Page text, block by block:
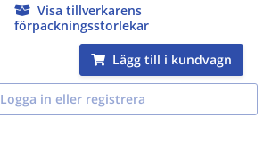
Visa tillverkarens
förpackningsstorlekar
Lägg till i kundvagn
Logga in eller registrera